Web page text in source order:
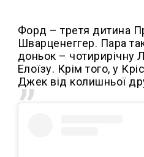
Форд – третя дитина
Шварценеггер. Пара
доньок – чотирирічну
Елоїзу. Крім того, у
Джек від колишньої